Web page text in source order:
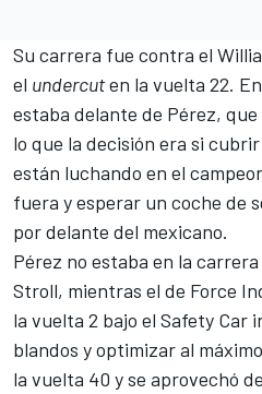
Su carrera fue contra el
el undercuten la vuelta 22.
estaba delante de Pérez,
lo que la decisión era si
están luchando en el
fuera y esperar un coche de
por delante del mexicano.
Pérez no estaba en la
Stroll, mientras el de Force
la vuelta 2 bajo el Safety Car
blandos y optimizar al
la vuelta 40 y se aprovechó